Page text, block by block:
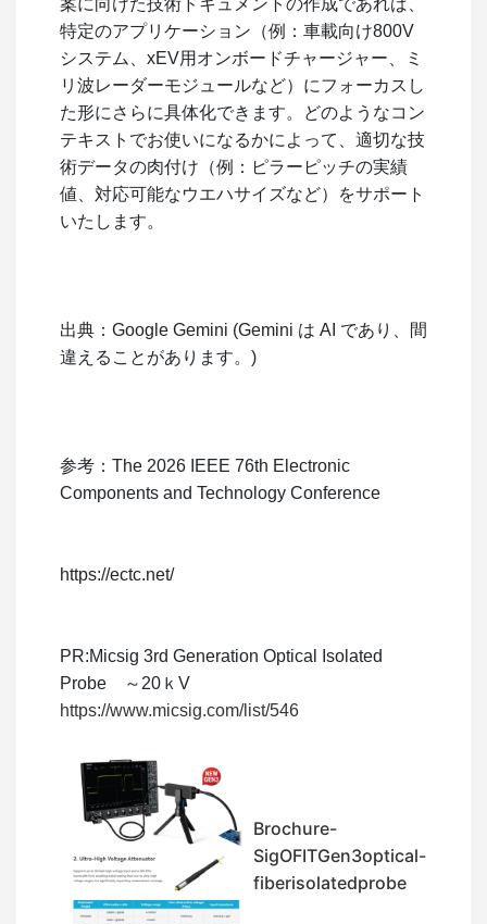
案に向けた技術ドキュメントの作成であれば、
特定のアプリケーション（例：車載向け800V
システム、xEV用オンボードチャージャー、ミ
リ波レーダーモジュールなど）にフォーカスし
た形にさらに具体化できます。どのようなコン
テキストでお使いになるかによって、適切な技
術データの肉付け（例：ピラーピッチの実績
値、対応可能なウエハサイズなど）をサポート
いたします。
出典：Google Gemini (Gemini は AI であり、間
違えることがあります。)
参考：The 2026 IEEE 76th Electronic
Components and Technology Conference
https://ectc.net/
PR:Micsig 3rd Generation Optical Isolated
Probe ～20ｋV
https://www.micsig.com/list/546
Brochure-
SigOFITGen3optical-
fiberisolatedprobe